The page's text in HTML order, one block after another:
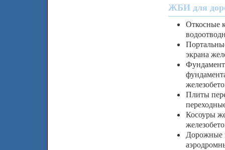
ЖБИ для
Откосные
экрана
Плиты
Косоуры
Дорожные